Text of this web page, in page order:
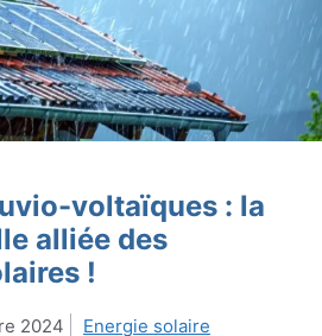
voltaïques : la
alliée des
!
2024 Energie solaire